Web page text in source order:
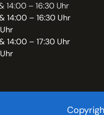
14:00 – 16:30 Uhr
14:00 – 16:30 Uhr
14:00 – 17:30 Uhr